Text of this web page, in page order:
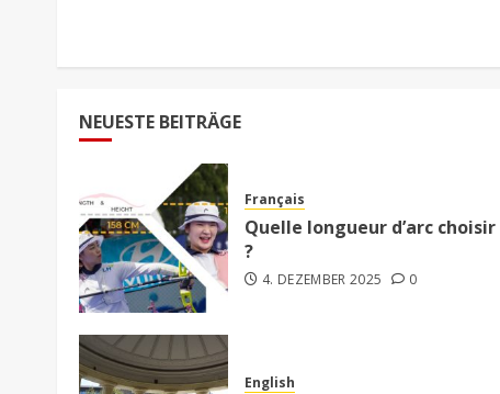
NEUESTE BEITRÄGE
Français
Quelle longueur d’arc choisir
?
4. DEZEMBER 2025 0
English